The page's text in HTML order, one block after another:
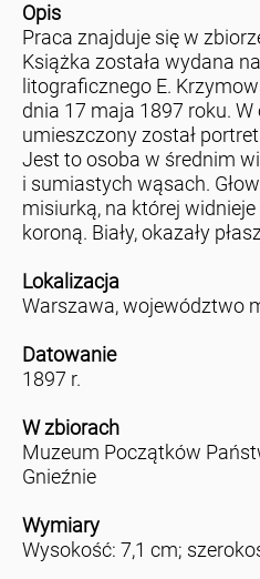
Opis
Praca znajduje się w
Książka została wydana
litograficznego E.
dnia 17 maja 1897 roku.
umieszczony został
Jest to osoba w średnim
i sumiastych wąsach.
misiurką, na której
koroną. Biały, okazały
Lokalizacja
Warszawa, województwo
Datowanie
1897 r.
W zbiorach
Muzeum Początków
Gnieźnie
Wymiary
Wysokość: 7,1 cm;